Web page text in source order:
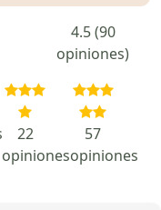
4.5 (90
opiniones)
22
opiniones
57
opiniones